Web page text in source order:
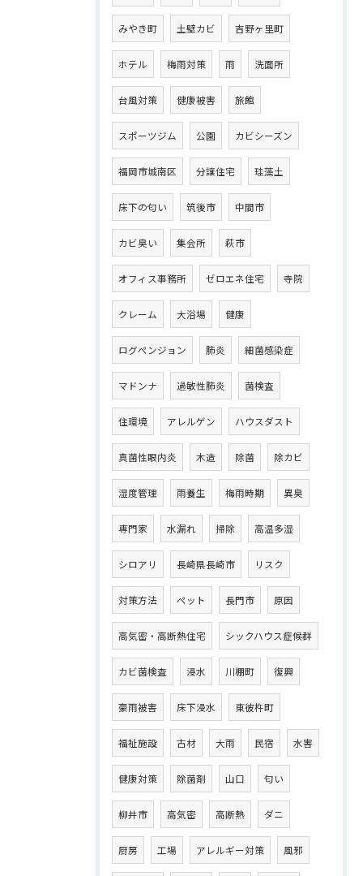
みやき町 土壁カビ 吉野ヶ里町
ホテル 梅雨対策 雨 洗面所
台風対策 健康被害 旅館
スポーツジム 公園 カビシーズン
福岡市城南区 分譲住宅 珪藻土
床下の匂い 筑後市 中間市
カビ臭い 集会所 萩市
オフィス事務所 ゼロエネ住宅 寺院
クレーム 大浴場 健康
ログペンジョン 肺炎 細菌感染症
マドンナ 過敏性肺炎 菌検査
住環境 アレルゲン ハウスダスト
真菌性眼内炎 木造 除菌 除カビ
湿度管理 雨養生 梅雨時期 異臭
専門家 水漏れ 掃除 高温多湿
シロアリ 長崎県長崎市 リスク
対策方法 ペット 長門市 原因
高気密・高断熱住宅 シックハウス症候群
カビ菌検査 浸水 川棚町 復興
豪雨被害 床下浸水 東彼杵町
福祉施設 古材 大雨 民宿 水害
健康対策 除菌剤 山口 匂い
柳井市 高気密 高断熱 ダニ
厨房 工場 アレルギー対策 風邪